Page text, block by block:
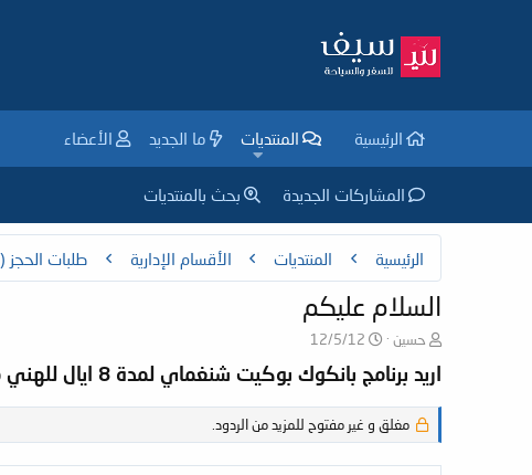
الرئيسية المنتديات ما الجديد الأعضاء
المشاركات الجديدة بحث بالمنتديات
الرئيسية المنتديات الأقسام الإدارية طلبات الحجز
السلام عليكم
ب
د
ا
ل
حسين
ت
ر
خ
12/5/12
اريد برنامج بانكوك بوكيت شنغماي لمدة 8 ايال للهني مون فنادق ورحلات وطيران داخلي ,, لا يتجاوز الـ 60 ألف بايت .. من تاريخ 17-5 الى 25 - 5 .. شكرًا ,,
مغلق و غير مفتوح للمزيد من الردود.